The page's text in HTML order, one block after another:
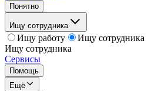
Понятно
Ищу сотрудника
Ищу работу
Ищу сотрудника
Ищу сотрудника
Сервисы
Помощь
Ещё